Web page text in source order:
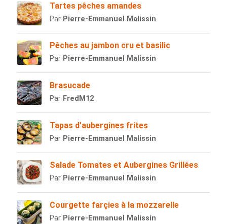
Tartes pêches amandes
Par Pierre-Emmanuel Malissin
Pêches au jambon cru et basilic
Par Pierre-Emmanuel Malissin
Brasucade
Par FredM12
Tapas d’aubergines frites
Par Pierre-Emmanuel Malissin
Salade Tomates et Aubergines Grillées
Par Pierre-Emmanuel Malissin
Courgette farçies à la mozzarelle
Par Pierre-Emmanuel Malissin